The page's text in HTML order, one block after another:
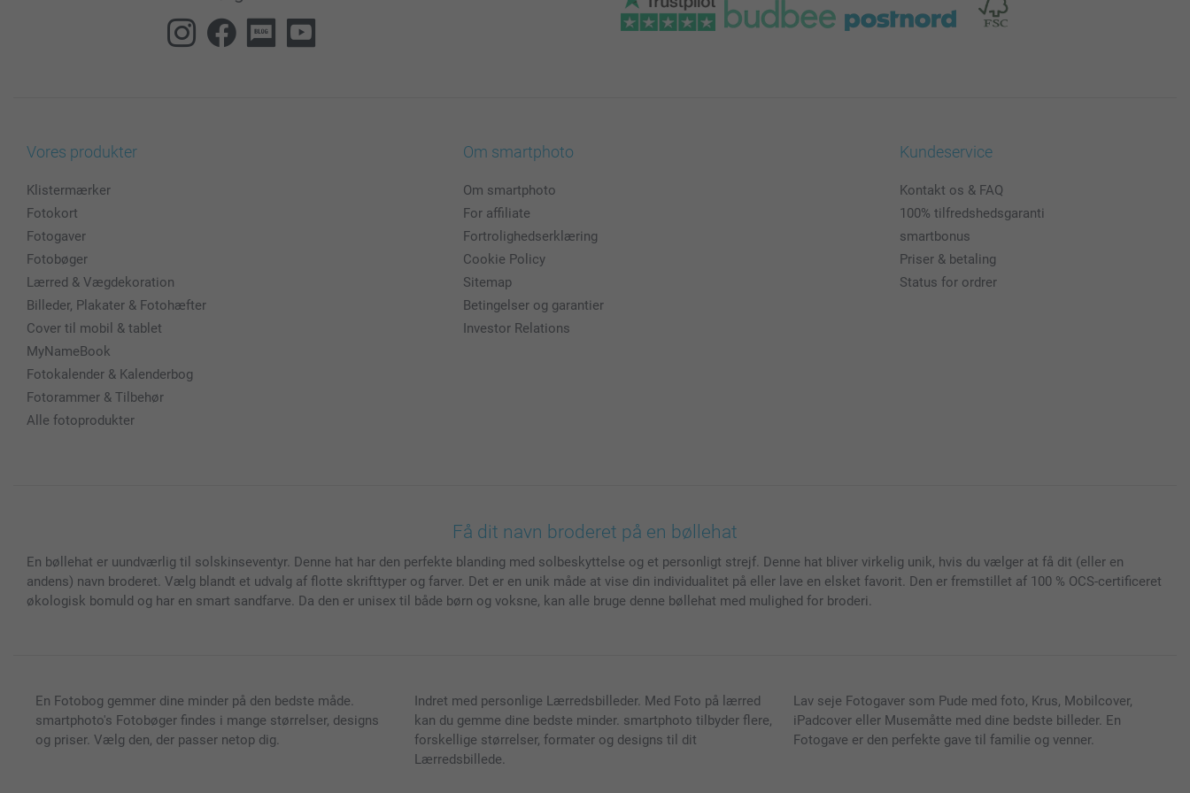
Vores produkter
Klistermærker
Fotokort
Fotogaver
Fotobøger
Lærred & Vægdekoration
Billeder, Plakater & Fotohæfter
Cover til mobil & tablet
MyNameBook
Fotokalender & Kalenderbog
Fotorammer & Tilbehør
Alle fotoprodukter
Om smartphoto
Om smartphoto
For affiliate
Fortrolighedserklæring
Cookie Policy
Sitemap
Betingelser og garantier
Investor Relations
Kundeservice
Kontakt os & FAQ
100% tilfredshedsgaranti
smartbonus
Priser & betaling
Status for ordrer
Få dit navn broderet på en bøllehat
En bøllehat er uundværlig til solskinseventyr. Denne hat har den perfekte blanding med solbeskyttelse og et personligt strejf. Denne hat bliver virkelig unik, hvis du vælger at få dit (eller en
andens) navn broderet. Vælg blandt et udvalg af flotte skrifttyper og farver. Det er en unik måde at vise din individualitet på eller lave en elsket favorit. Den er fremstillet af 100 % OCS-certificeret
økologisk bomuld og har en smart sandfarve. Da den er unisex til både børn og voksne, kan alle bruge denne bøllehat med mulighed for broderi.
En Fotobog gemmer dine minder på den bedste måde.
smartphoto's Fotobøger findes i mange størrelser, designs
og priser. Vælg den, der passer netop dig.
Indret med personlige Lærredsbilleder. Med Foto på lærred
kan du gemme dine bedste minder. smartphoto tilbyder flere,
forskellige størrelser, formater og designs til dit
Lærredsbillede.
Lav seje Fotogaver som Pude med foto, Krus, Mobilcover,
iPadcover eller Musemåtte med dine bedste billeder. En
Fotogave er den perfekte gave til familie og venner.